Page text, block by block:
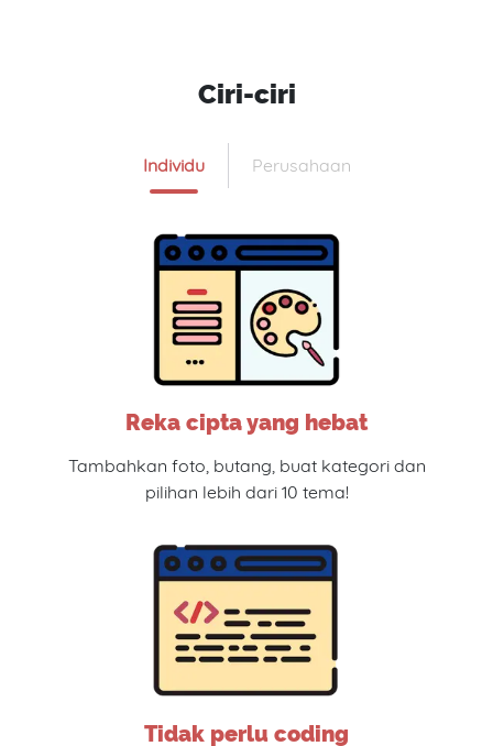
Ciri-ciri
Individu Perusahaan
Reka cipta yang hebat
Tambahkan foto, butang, buat kategori dan
pilihan lebih dari 10 tema!
Tidak perlu coding